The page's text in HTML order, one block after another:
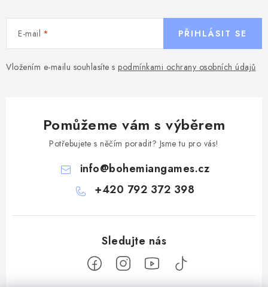
E-mail
Vložením e-mailu souhlasíte s podmínkami ochrany osobních údajů
PŘIHLÁSIT SE
Pomůžeme vám s výběrem
Potřebujete s něčím poradit? Jsme tu pro vás!
info@bohemiangames.cz
+420 792 372 398